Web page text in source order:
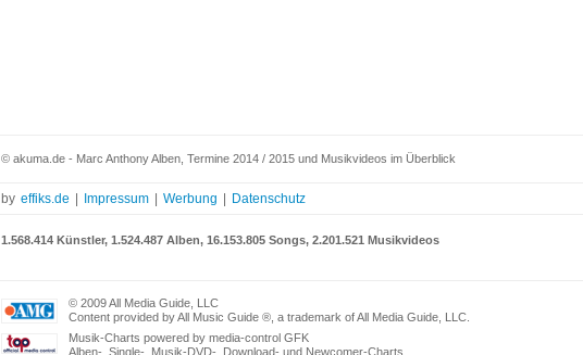
© akuma.de - Marc Anthony Alben, Termine 2014 / 2015 und Musikvideos im Überblick
by effiks.de Impressum Werbung Datenschutz
1.568.414 Künstler, 1.524.487 Alben, 16.153.805 Songs, 2.201.521 Musikvideos
© 2009 All Media Guide, LLC
Content provided by All Music Guide ®, a trademark of All Media Guide, LLC.
Musik-Charts powered by media-control GFK
Alben-, Single-, Musik-DVD-, Download- und Newcomer-Charts